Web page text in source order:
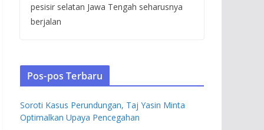
pesisir selatan Jawa Tengah seharusnya
berjalan
Pos-pos Terbaru
Soroti Kasus Perundungan, Taj Yasin Minta
Optimalkan Upaya Pencegahan